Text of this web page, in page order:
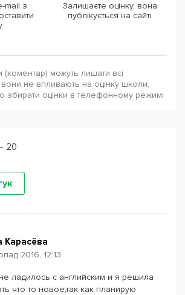
mail з
Залишаєте оцінку, вона
публікується на сайті
(коментар) можуть лишати всі
вони не впливають на оцінку школи,
оцінки в телефонному режимі
20
Карасёва
2016, 12:13
ладилось с английским и я решилa
что то новое,так как планирую